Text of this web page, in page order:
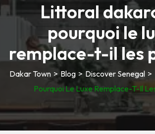
Littoral
pourquoi le
remplace-t-il les
Dakar Town > Blog > Discover Senegal >
Pourquoi Le Luxe Remplace-T-Il